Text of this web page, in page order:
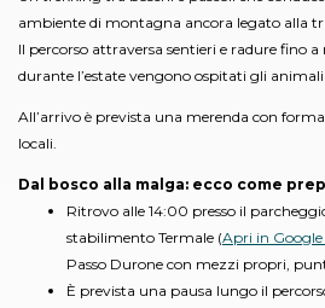
ambiente di montagna ancora legato alla
Il percorso attraversa sentieri e radure fino
durante l’estate vengono ospitati gli animali
All’arrivo è prevista una merenda con
locali.
Dal bosco alla malga: ecco come
Ritrovo alle 14:00 presso il
stabilimento Termale (Apri in Google
Passo Durone con mezzi propri,
È prevista una pausa lungo il